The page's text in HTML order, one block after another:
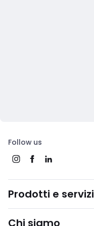
Follow us
Prodotti e servizi
Chi siamo